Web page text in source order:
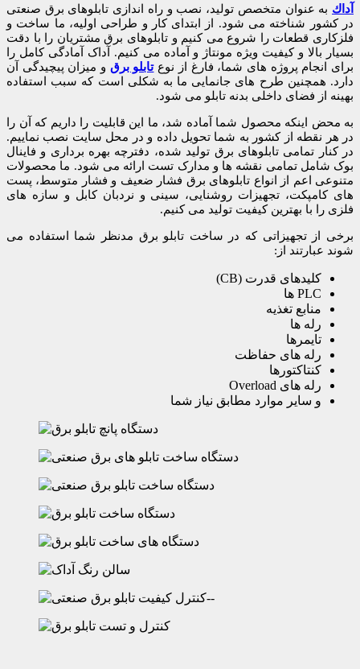
آداك به عنوان متخصص تولید، نصب و راه اندازی تابلوهای برق صنعتی
در کشور شناخته می شود. از ابتدای کار و طراحی اولیه، ما ساخت و
فلزکاری قطعات را شروع می کنیم و تابلوهای برق مشتریان را با دقت
بسیار بالا و کیفیت ویژه مونتاژ و آماده می کنیم. آداک آمادگی کامل را
برای انجام پروژه های شما، فارغ از نوعتابلو برق و میزان پیچیدگی آن
دارد. همچنین طرح های جانمایی ما به شکلی است که سبب استفاده
بهینه از فضای داخلی بدنه تابلو می شود.
به محض اینکه محصول شما آماده شد، ما این قابلیت را داریم که آن را
در هر نقطه از کشور به شما تحویل داده و در محل سایت نصب نماییم.
در کنار تمامی تابلوهای برق تولید شده، دفترچه بهره برداری و فاینال
بوک شامل تمامی نقشه ها و مدارک تست ارائه می شود. ما محصولات
متنوعی اعم از انواع تابلوهای برق فشار ضعیف و فشار متوسط، پست
های کامپکت، تجهیزات روشنایی، سینی و نردبان کابل و سازه های
فلزی را با بهترین کیفیت تولید می کنیم.
برخی از تجهیزاتی که در ساخت تابلو برق مدنظر شما استفاده می
شوند عبارتند از:
کلیدهای قدرت (CB)
PLC ها
منابع تغذیه
رله ها
تایمرها
رله های حفاظت
کنتاکتورها
رله های Overload
و سایر موارد مطابق نیاز شما